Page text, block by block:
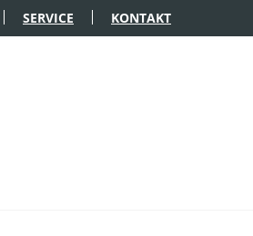
SERVICE KONTAKT